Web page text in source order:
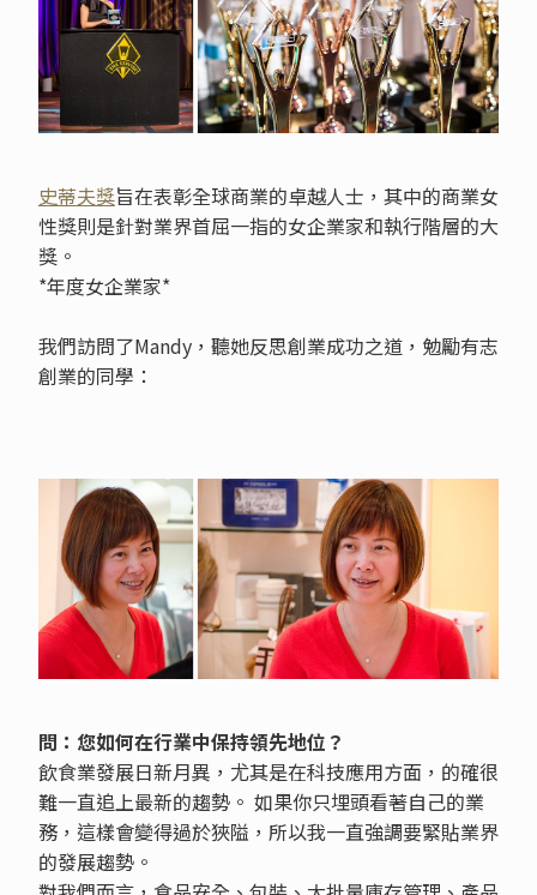
史蒂夫獎旨在表彰全球商業的卓越人士，其中的商業女
性獎則是針對業界首屈一指的女企業家和執行階層的大
獎。
*年度女企業家*
我們訪問了Mandy，聽她反思創業成功之道，勉勵有志
創業的同學：
問：您如何在行業中保持領先地位？
飲食業發展日新月異，尤其是在科技應用方面，的確很
難一直追上最新的趨勢。 如果你只埋頭看著自己的業
務，這樣會變得過於狹隘，所以我一直強調要緊貼業界
的發展趨勢。